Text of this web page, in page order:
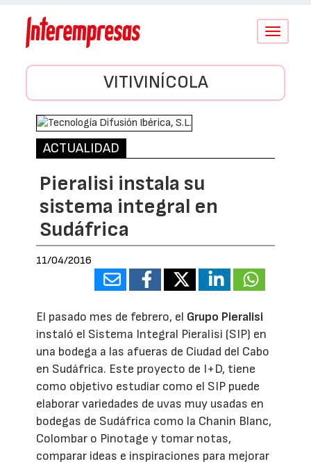
Conmutar
VITIVINÍCOLA
ACTUALIDAD
Pieralisi instala su
sistema integral en
Sudáfrica
11/04/2016
El pasado mes de febrero, el Grupo Pieralisi
instaló el Sistema Integral Pieralisi (SIP) en
una bodega a las afueras de Ciudad del Cabo
en Sudáfrica. Este proyecto de I+D, tiene
como objetivo estudiar como el SIP puede
elaborar variedades de uvas muy usadas en
bodegas de Sudáfrica como la Chanin Blanc,
Colombar o Pinotage y tomar notas,
comparar ideas e inspiraciones para mejorar